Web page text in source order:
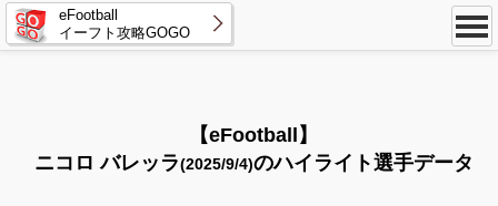
eFootball
イーフト攻略GOGO
【eFootball】
ニコロ バレッラ(2025/9/4)のハイライト選手データ